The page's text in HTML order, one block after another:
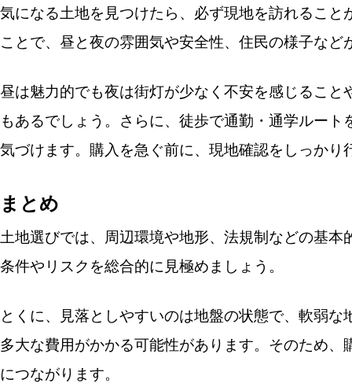
気になる土地を見つけたら、必ず現地を訪れるこ
ことで、昼と夜の雰囲気や安全性、住民の様子など
昼は魅力的でも夜は街灯が少なく不安を感じるこ
もあるでしょう。さらに、徒歩で通勤・通学ルー
気づけます。購入を急ぐ前に、現地確認をしっかり
まとめ
土地選びでは、周辺環境や地形、法規制などの基
条件やリスクを総合的に見極めましょう。
とくに、見落としやすいのは地盤の状態で、軟弱
多大な費用がかかる可能性があります。そのため
につながります。